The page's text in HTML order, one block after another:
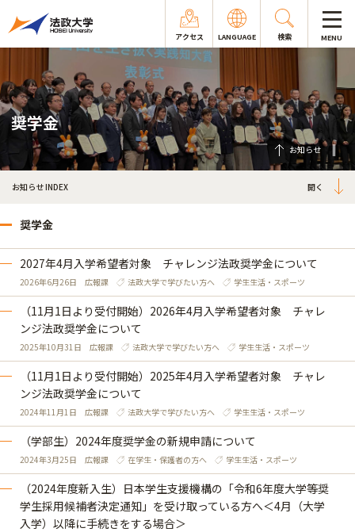
アクセス LANGUAGE 検索 MENU
奨学金
お知らせ
お知らせ INDEX
奨学金
2027年4月入学希望者対象 チャレンジ法政奨学金について
2026年6月26日 広報課 法政大学で学びたい方へ 学生生活・スポーツ
（11月1日より受付開始）2026年4月入学希望者対象 チャレ
ンジ法政奨学金について
2025年10月31日 広報課 法政大学で学びたい方へ 学生生活・スポーツ
（11月1日より受付開始）2025年4月入学希望者対象 チャレ
ンジ法政奨学金について
2024年11月1日 広報課 法政大学で学びたい方へ 学生生活・スポーツ
（学部生）2024年度奨学金の新規申請について
2024年3月25日 広報課 在学生・保護者の方へ 学生生活・スポーツ
（2024年度新入生）日本学生支援機構の「令和6年度大学等奨
学生採用候補者決定通知」を受け取っている方へ＜4月（大学
入学）以降に手続きをする場合＞